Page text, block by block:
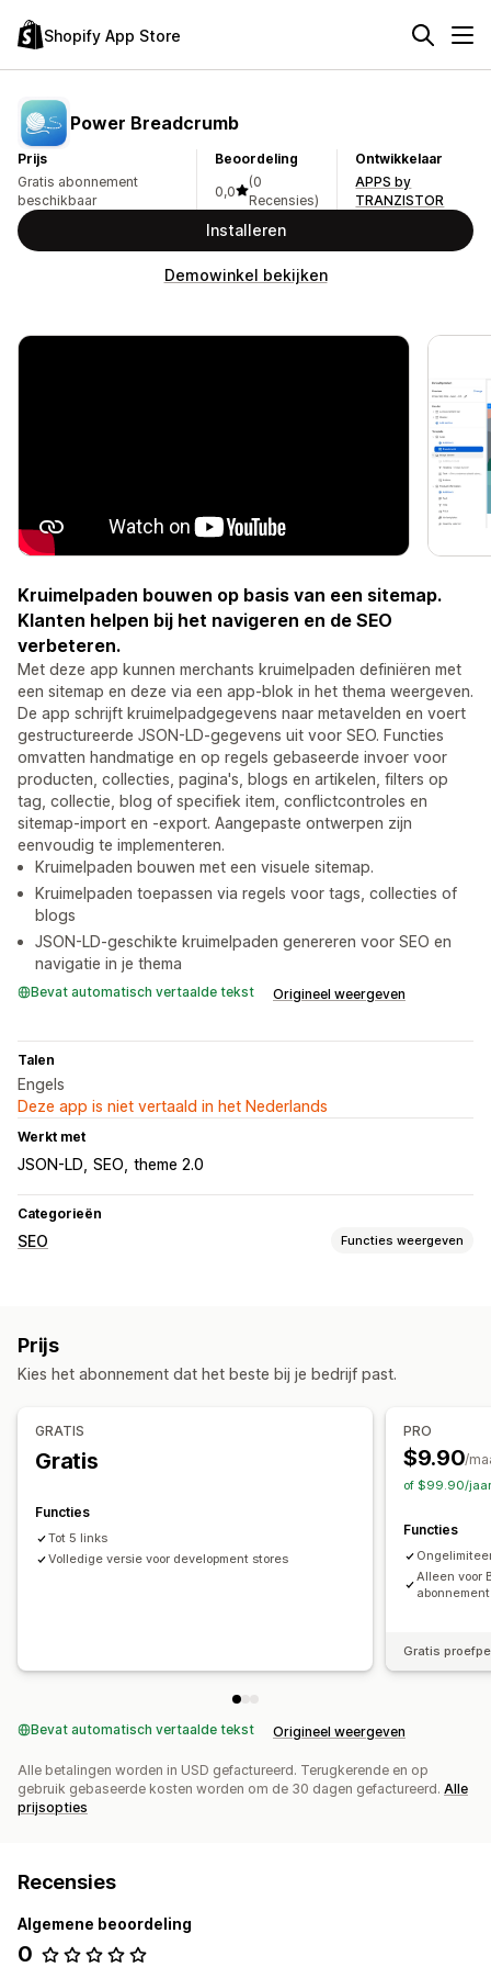
Shopify App Store
Power Breadcrumb
Prijs
Gratis abonnement
beschikbaar
Beoordeling
0,0
(0
Recensies)
Ontwikkelaar
APPS by
TRANZISTOR
Installeren
Demowinkel bekijken
Kruimelpaden bouwen op basis van een sitemap.
Klanten helpen bij het navigeren en de SEO
verbeteren.
Met deze app kunnen merchants kruimelpaden definiëren met
een sitemap en deze via een app-blok in het thema weergeven.
De app schrijft kruimelpadgegevens naar metavelden en voert
gestructureerde JSON-LD-gegevens uit voor SEO. Functies
omvatten handmatige en op regels gebaseerde invoer voor
producten, collecties, pagina's, blogs en artikelen, filters op
tag, collectie, blog of specifiek item, conflictcontroles en
sitemap-import en -export. Aangepaste ontwerpen zijn
eenvoudig te implementeren.
Kruimelpaden bouwen met een visuele sitemap.
Kruimelpaden toepassen via regels voor tags, collecties of
blogs
JSON-LD-geschikte kruimelpaden genereren voor SEO en
navigatie in je thema
Bevat automatisch vertaalde tekst Origineel weergeven
Talen
Engels
Deze app is niet vertaald in het Nederlands
Werkt met
JSON-LD SEO theme 2.0
Categorieën
SEO Functies weergeven
Prestaties bijhouden
Prijs
Kies het abonnement dat het beste bij je bedrijf past.
GRATIS
Gratis
Functies
Tot 5 links
Volledige versie voor development stores
PRO
$9.90/
of $99.90/
Functies
Alleen voor
abonnement
Gratis
Bevat automatisch vertaalde tekst Origineel weergeven
Alle betalingen worden in USD gefactureerd. Terugkerende en op
gebruik gebaseerde kosten worden om de 30 dagen gefactureerd. Alle
prijsopties
Recensies
Algemene beoordeling
0